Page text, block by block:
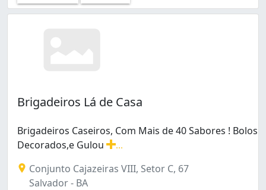
Brigadeiros Lá de Casa
Brigadeiros Caseiros, Com Mais de 40 Sabores ! Bolos
Decorados,e Gulou
Conjunto Cajazeiras VIII, Setor C, 67
Salvador - BA